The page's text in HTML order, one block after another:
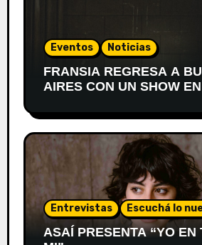
Eventos Noticias
FRANSIA REGRESA A
AIRES CON UN SHOW
Entrevistas Escuchá lo
ASAÍ PRESENTA “YO EN